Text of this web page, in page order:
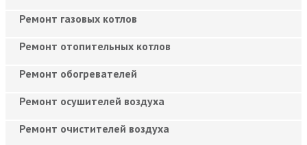
Ремонт газовых котлов
Ремонт отопительных котлов
Ремонт обогревателей
Ремонт осушителей воздуха
Ремонт очистителей воздуха